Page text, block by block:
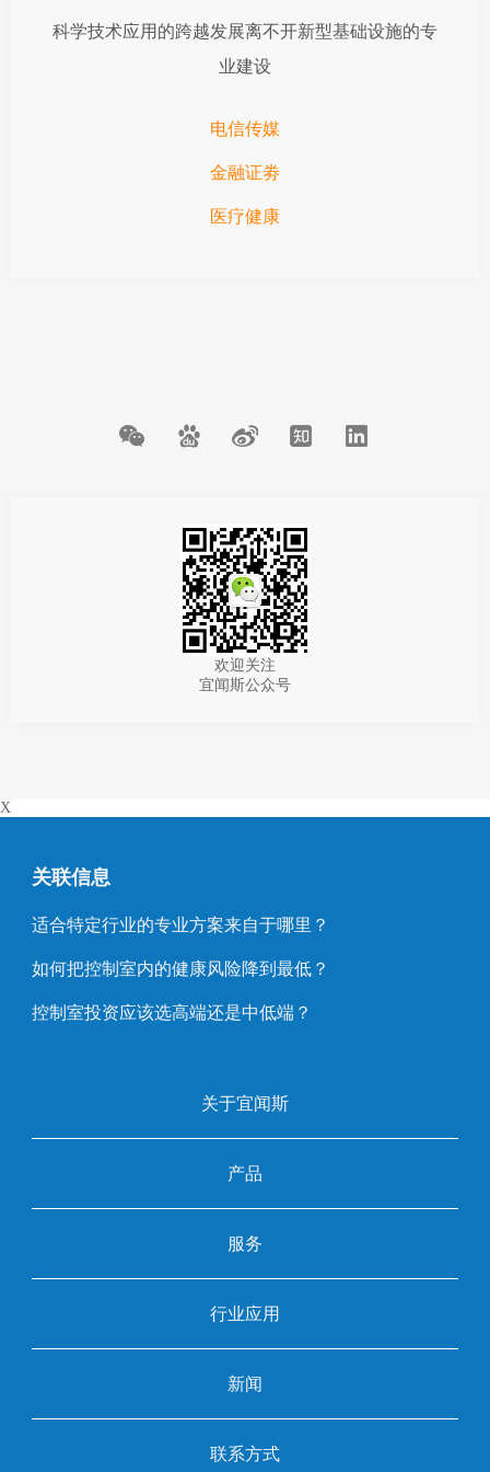
科学技术应用的跨越发展离不开新型基础设施的专
业建设
电信传媒
金融证劵
医疗健康
欢迎关注
宜闻斯公众号
X
关联信息
适合特定行业的专业方案来自于哪里？
如何把控制室内的健康风险降到最低？
控制室投资应该选高端还是中低端？
关于宜闻斯
产品
服务
行业应用
新闻
联系方式